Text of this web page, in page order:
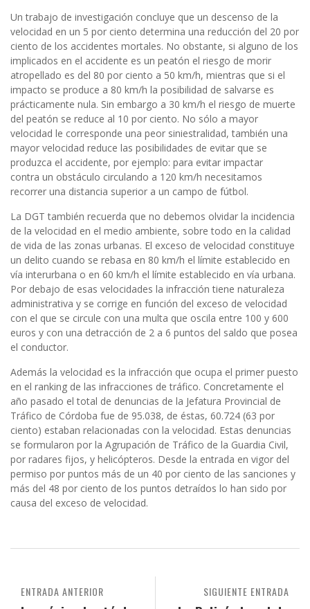
Un trabajo de investigación concluye que un descenso de la
velocidad en un 5 por ciento determina una reducción del 20 por
ciento de los accidentes mortales. No obstante, si alguno de los
implicados en el accidente es un peatón el riesgo de morir
atropellado es del 80 por ciento a 50 km/h, mientras que si el
impacto se produce a 80 km/h la posibilidad de salvarse es
prácticamente nula. Sin embargo a 30 km/h el riesgo de muerte
del peatón se reduce al 10 por ciento. No sólo a mayor
velocidad le corresponde una peor siniestralidad, también una
mayor velocidad reduce las posibilidades de evitar que se
produzca el accidente, por ejemplo: para evitar impactar
contra un obstáculo circulando a 120 km/h necesitamos
recorrer una distancia superior a un campo de fútbol.
La DGT también recuerda que no debemos olvidar la incidencia
de la velocidad en el medio ambiente, sobre todo en la calidad
de vida de las zonas urbanas. El exceso de velocidad constituye
un delito cuando se rebasa en 80 km/h el límite establecido en
vía interurbana o en 60 km/h el límite establecido en vía urbana.
Por debajo de esas velocidades la infracción tiene naturaleza
administrativa y se corrige en función del exceso de velocidad
con el que se circule con una multa que oscila entre 100 y 600
euros y con una detracción de 2 a 6 puntos del saldo que posea
el conductor.
Además la velocidad es la infracción que ocupa el primer puesto
en el ranking de las infracciones de tráfico. Concretamente el
año pasado el total de denuncias de la Jefatura Provincial de
Tráfico de Córdoba fue de 95.038, de éstas, 60.724 (63 por
ciento) estaban relacionadas con la velocidad. Estas denuncias
se formularon por la Agrupación de Tráfico de la Guardia Civil,
por radares fijos, y helicópteros. Desde la entrada en vigor del
permiso por puntos más de un 40 por ciento de las sanciones y
más del 48 por ciento de los puntos detraídos lo han sido por
causa del exceso de velocidad.
SIGUIENTE ENTRADA
ENTRADA ANTERIOR